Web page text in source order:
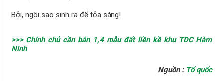
Bởi, ngôi sao sinh ra để tỏa sáng!
>>> Chính chủ cần bán 1,4 mẫu đất liền kề khu TDC Hàm
Ninh
Nguồn : Tổ quốc